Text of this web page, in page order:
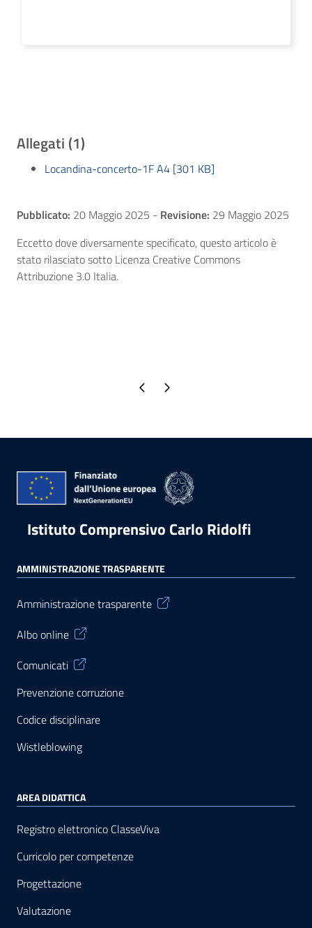
Allegati (1)
Locandina-concerto-1F A4 [301 KB]
Pubblicato: 20 Maggio 2025 - Revisione: 29 Maggio 2025
Eccetto dove diversamente specificato, questo articolo è
stato rilasciato sotto Licenza Creative Commons
Attribuzione 3.0 Italia.
Pagina precedente
Pagina successiva
Istituto Comprensivo Carlo Ridolfi
AMMINISTRAZIONE TRASPARENTE
Amministrazione trasparente
Albo online
Comunicati
Prevenzione corruzione
Codice disciplinare
Wistleblowing
AREA DIDATTICA
Registro elettronico ClasseViva
Curricolo per competenze
Progettazione
Valutazione